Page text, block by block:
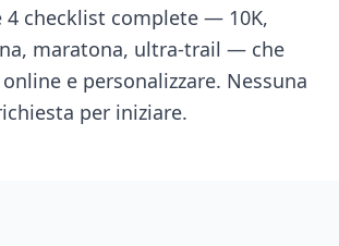
checklist complete — 10K,
maratona, ultra-trail — che
e personalizzare. Nessuna
per iniziare.